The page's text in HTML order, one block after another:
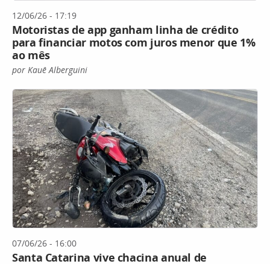
12/06/26 - 17:19
Motoristas de app ganham linha de crédito
para financiar motos com juros menor que 1%
ao mês
por Kauê Alberguini
07/06/26 - 16:00
Santa Catarina vive chacina anual de